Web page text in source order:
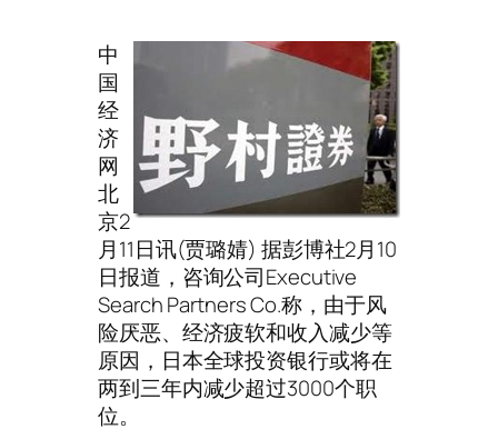
中
国
经
济
网
北
京2
月11日讯(贾璐婧) 据彭博社2月10
日报道，咨询公司Executive
Search Partners Co.称，由于风
险厌恶、经济疲软和收入减少等
原因，日本全球投资银行或将在
两到三年内减少超过3000个职
位。